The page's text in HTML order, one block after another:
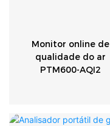
Monitor online de
qualidade do ar
PTM600-AQI2